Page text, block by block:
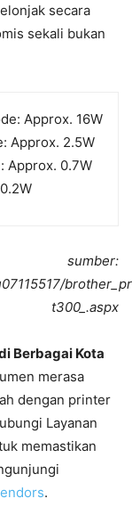
secara
sekali bukan
Approx. 16W
Approx. 2.5W
Approx. 0.7W
sumber:
t300_.aspx
Berbagai Kota
merasa
dengan printer
Layanan
memastikan
.